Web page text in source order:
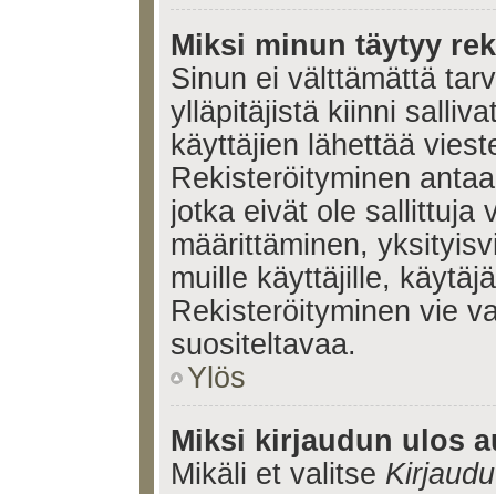
Miksi minun täytyy
Sinun ei välttämättä
ylläpitäjistä kiinni
käyttäjien lähettää
Rekisteröityminen
jotka eivät ole sallittuja
määrittäminen,
muille käyttäjille,
Rekisteröityminen vie
suositeltavaa.
Ylös
Miksi kirjaudun ulos
Mikäli et valitse